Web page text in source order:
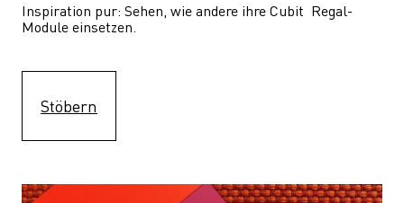
Inspiration pur: Sehen, wie andere ihre Cubit  Regal-
Module einsetzen.
Stöbern